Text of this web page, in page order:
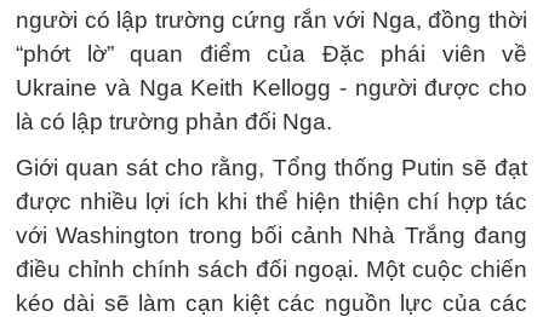
người có lập trường cứng rắn với Nga, đồng thời
“phớt lờ” quan điểm của Đặc phái viên về
Ukraine và Nga Keith Kellogg - người được cho
là có lập trường phản đối Nga.
Giới quan sát cho rằng, Tổng thống Putin sẽ đạt
được nhiều lợi ích khi thể hiện thiện chí hợp tác
với Washington trong bối cảnh Nhà Trắng đang
điều chỉnh chính sách đối ngoại. Một cuộc chiến
kéo dài sẽ làm cạn kiệt các nguồn lực của các